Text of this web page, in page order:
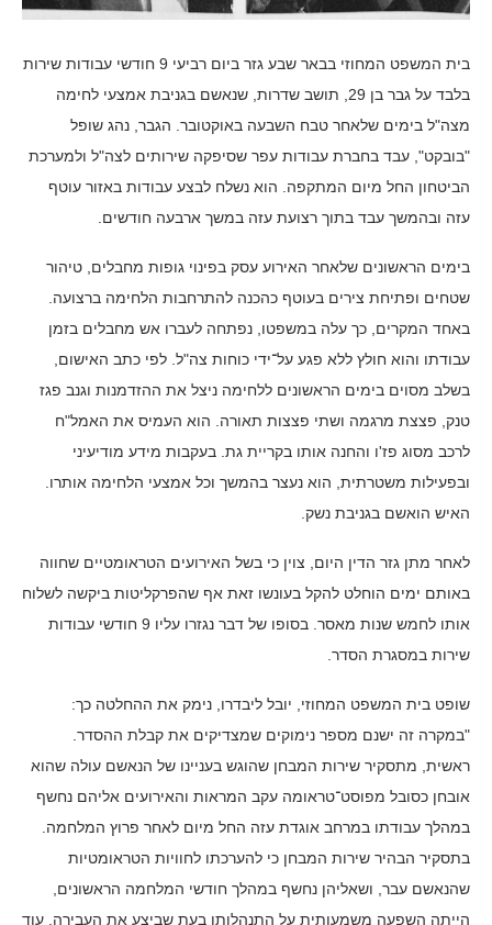
בית המשפט המחוזי בבאר שבע גזר ביום רביעי 9 חודשי עבודות שירות
בלבד על גבר בן 29, תושב שדרות, שנאשם בגניבת אמצעי לחימה
מצה"ל בימים שלאחר טבח השבעה באוקטובר. הגבר, נהג שופל
"בובקט", עבד בחברת עבודות עפר שסיפקה שירותים לצה"ל ולמערכת
הביטחון החל מיום המתקפה. הוא נשלח לבצע עבודות באזור עוטף
עזה ובהמשך עבד בתוך רצועת עזה במשך ארבעה חודשים.
בימים הראשונים שלאחר האירוע עסק בפינוי גופות מחבלים, טיהור
שטחים ופתיחת צירים בעוטף כהכנה להתרחבות הלחימה ברצועה.
באחד המקרים, כך עלה במשפטו, נפתחה לעברו אש מחבלים בזמן
עבודתו והוא חולץ ללא פגע על־ידי כוחות צה"ל. לפי כתב האישום,
בשלב מסוים בימים הראשונים ללחימה ניצל את ההזדמנות וגנב פגז
טנק, פצצת מרגמה ושתי פצצות תאורה. הוא העמיס את האמל"ח
לרכב מסוג פז'ו והחנה אותו בקריית גת. בעקבות מידע מודיעיני
ובפעילות משטרתית, הוא נעצר בהמשך וכל אמצעי הלחימה אותרו.
האיש הואשם בגניבת נשק.
לאחר מתן גזר הדין היום, צוין כי בשל האירועים הטראומטיים שחווה
באותם ימים הוחלט להקל בעונשו זאת אף שהפרקליטות ביקשה לשלוח
אותו לחמש שנות מאסר. בסופו של דבר נגזרו עליו 9 חודשי עבודות
שירות במסגרת הסדר.
שופט בית המשפט המחוזי, יובל ליבדרו, נימק את ההחלטה כך:
"במקרה זה ישנם מספר נימוקים שמצדיקים את קבלת ההסדר.
ראשית, מתסקיר שירות המבחן שהוגש בעניינו של הנאשם עולה שהוא
אובחן כסובל מפוסט־טראומה עקב המראות והאירועים אליהם נחשף
במהלך עבודתו במרחב אוגדת עזה החל מיום לאחר פרוץ המלחמה.
בתסקיר הבהיר שירות המבחן כי להערכתו לחוויות הטראומטיות
שהנאשם עבר, ושאליהן נחשף במהלך חודשי המלחמה הראשונים,
הייתה השפעה משמעותית על התנהלותו בעת שביצע את העבירה. עוד